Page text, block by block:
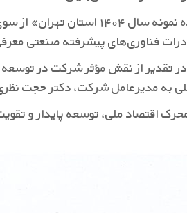
شرکت توسعه صنایع نفت و گاز سرو با دریافت عنوان «صادرکننده نمونه سال
فناوری‌های پیشرفته صنعتی
در تقدیر از نقش مؤثر شرکت در
ملی به مدیرعامل شرکت، دکتر حجت
اقتصاد ملی، توسعه پایدار و